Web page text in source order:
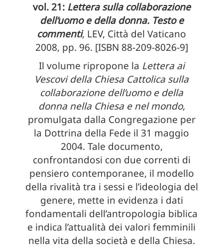
vol. 21: Lettera sulla collaborazione
dell’uomo e della donna. Testo e
commenti, LEV, Città del Vaticano
2008, pp. 96. [ISBN 88-209-8026-9]
Il volume ripropone la Lettera ai
Vescovi della Chiesa Cattolica sulla
collaborazione dell’uomo e della
donna nella Chiesa e nel mondo,
promulgata dalla Congregazione per
la Dottrina della Fede il 31 maggio
2004. Tale documento,
confrontandosi con due correnti di
pensiero contemporanee, il modello
della rivalità tra i sessi e l’ideologia del
genere, mette in evidenza i dati
fondamentali dell’antropologia biblica
e indica l’attualità dei valori femminili
nella vita della società e della Chiesa.